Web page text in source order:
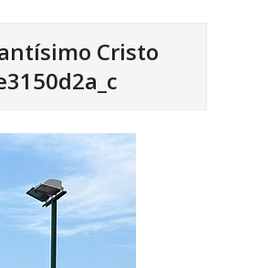
Cristo